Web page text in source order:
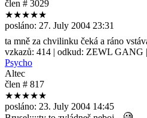
člen # 3029
★★★★★
posláno: 27. July 2004 23:31
ta mně za chvilinku čeká a ráno
vzkazů: 414 | odkud: ZEWL GANG
Psycho
Altec
člen # 817
★★★★★
posláno: 23. July 2004 14:45